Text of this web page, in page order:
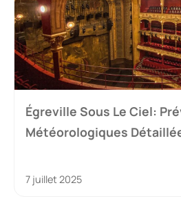
Égreville Sous Le Ciel:
Météorologiques
7 juillet 2025